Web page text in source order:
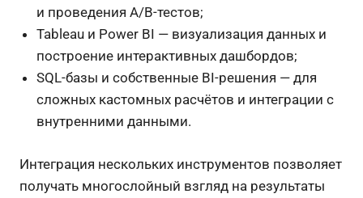
и проведения A/B-тестов;
Tableau и Power BI — визуализация данных и
построение интерактивных дашбордов;
SQL-базы и собственные BI-решения — для
сложных кастомных расчётов и интеграции с
внутренними данными.
Интеграция нескольких инструментов позволяет
получать многослойный взгляд на результаты